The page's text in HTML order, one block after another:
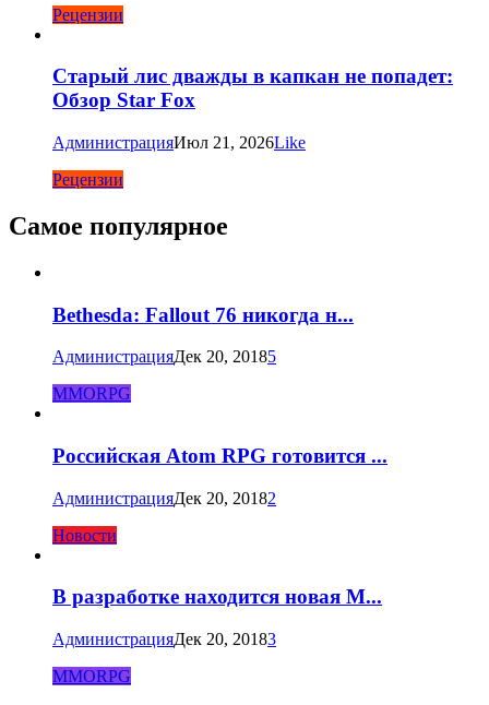
Рецензии
Старый лис дважды в капкан не попадет:
Обзор Star Fox
АдминистрацияИюл 21, 2026Like
Рецензии
Самое популярное
Bethesda: Fallout 76 никогда н...
АдминистрацияДек 20, 20185
MMORPG
Российская Atom RPG готовится ...
АдминистрацияДек 20, 20182
Новости
В разработке находится новая M...
АдминистрацияДек 20, 20183
MMORPG